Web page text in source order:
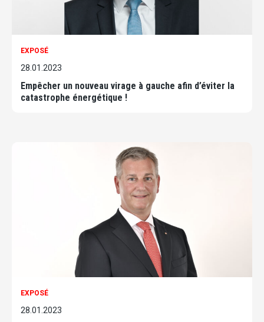
EXPOSÉ
28.01.2023
Empêcher un nouveau virage à gauche afin d’éviter la
catastrophe énergétique !
EXPOSÉ
28.01.2023